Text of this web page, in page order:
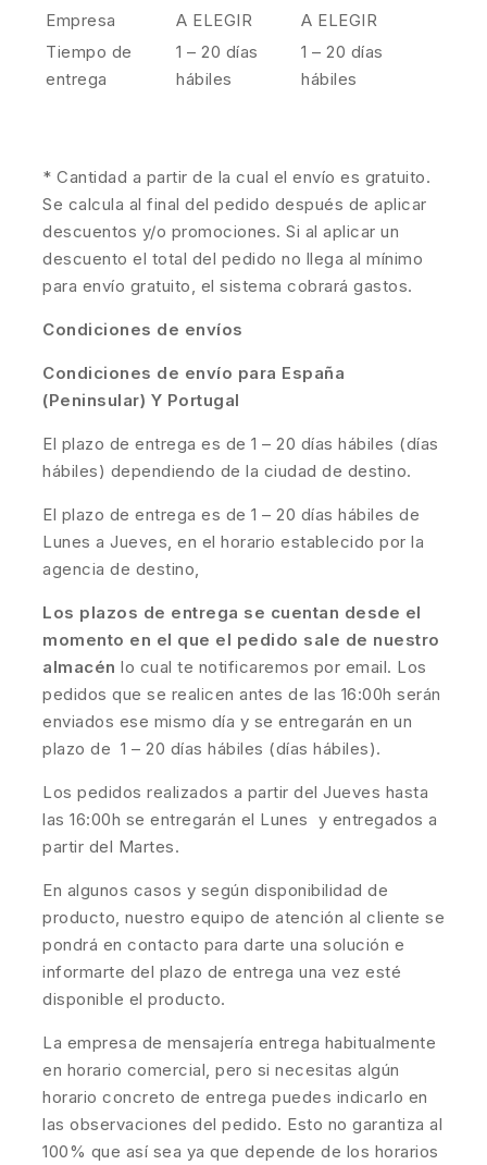
Empresa
A ELEGIR
A ELEGIR
Tiempo de
entrega
1 – 20 días
hábiles
1 – 20 días
hábiles
* Cantidad a partir de la cual el envío es gratuito.
Se calcula al final del pedido después de aplicar
descuentos y/o promociones. Si al aplicar un
descuento el total del pedido no llega al mínimo
para envío gratuito, el sistema cobrará gastos.
Condiciones de envíos
Condiciones de envío para España
(Peninsular) Y Portugal
El plazo de entrega es de 1 – 20 días hábiles (días
hábiles) dependiendo de la ciudad de destino.
El plazo de entrega es de 1 – 20 días hábiles de
Lunes a Jueves, en el horario establecido por la
agencia de destino,
Los plazos de entrega se cuentan desde el
momento en el que el pedido sale de nuestro
almacén lo cual te notificaremos por email. Los
pedidos que se realicen antes de las 16:00h serán
enviados ese mismo día y se entregarán en un
plazo de 1 – 20 días hábiles (días hábiles).
Los pedidos realizados a partir del Jueves hasta
las 16:00h se entregarán el Lunes y entregados a
partir del Martes.
En algunos casos y según disponibilidad de
producto, nuestro equipo de atención al cliente se
pondrá en contacto para darte una solución e
informarte del plazo de entrega una vez esté
disponible el producto.
La empresa de mensajería entrega habitualmente
en horario comercial, pero si necesitas algún
horario concreto de entrega puedes indicarlo en
las observaciones del pedido. Esto no garantiza al
100% que así sea ya que depende de los horarios